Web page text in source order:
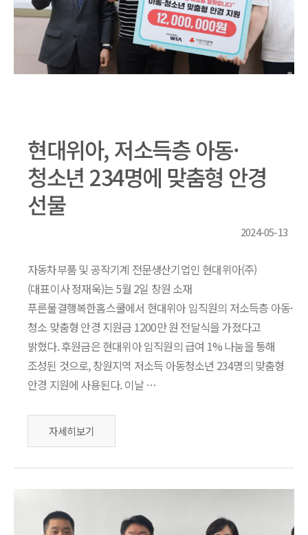
현대위아, 저소득층 아동·
청소년 234명에 맞춤형 안경
선물
2024-05-13
자동차부품 및 공작기계 전문생산기업인 현대위아(주)
(대표이사 정재욱)는 5월 2일 창원 소재
푸른물결행복한홈스쿨에서 현대위아 임직원의 저소득층 아동·
청소 맞춤형 안경 지원금 1200만 원 전달식을 가졌다고
밝혔다. 후원금은 현대위아 임직원의 급여 1% 나눔을 통해
조성된 것으로, 창원지역 저소득 아동청소년 234명의 맞춤형
안경 지원에 사용된다. 이날 …
자세히보기